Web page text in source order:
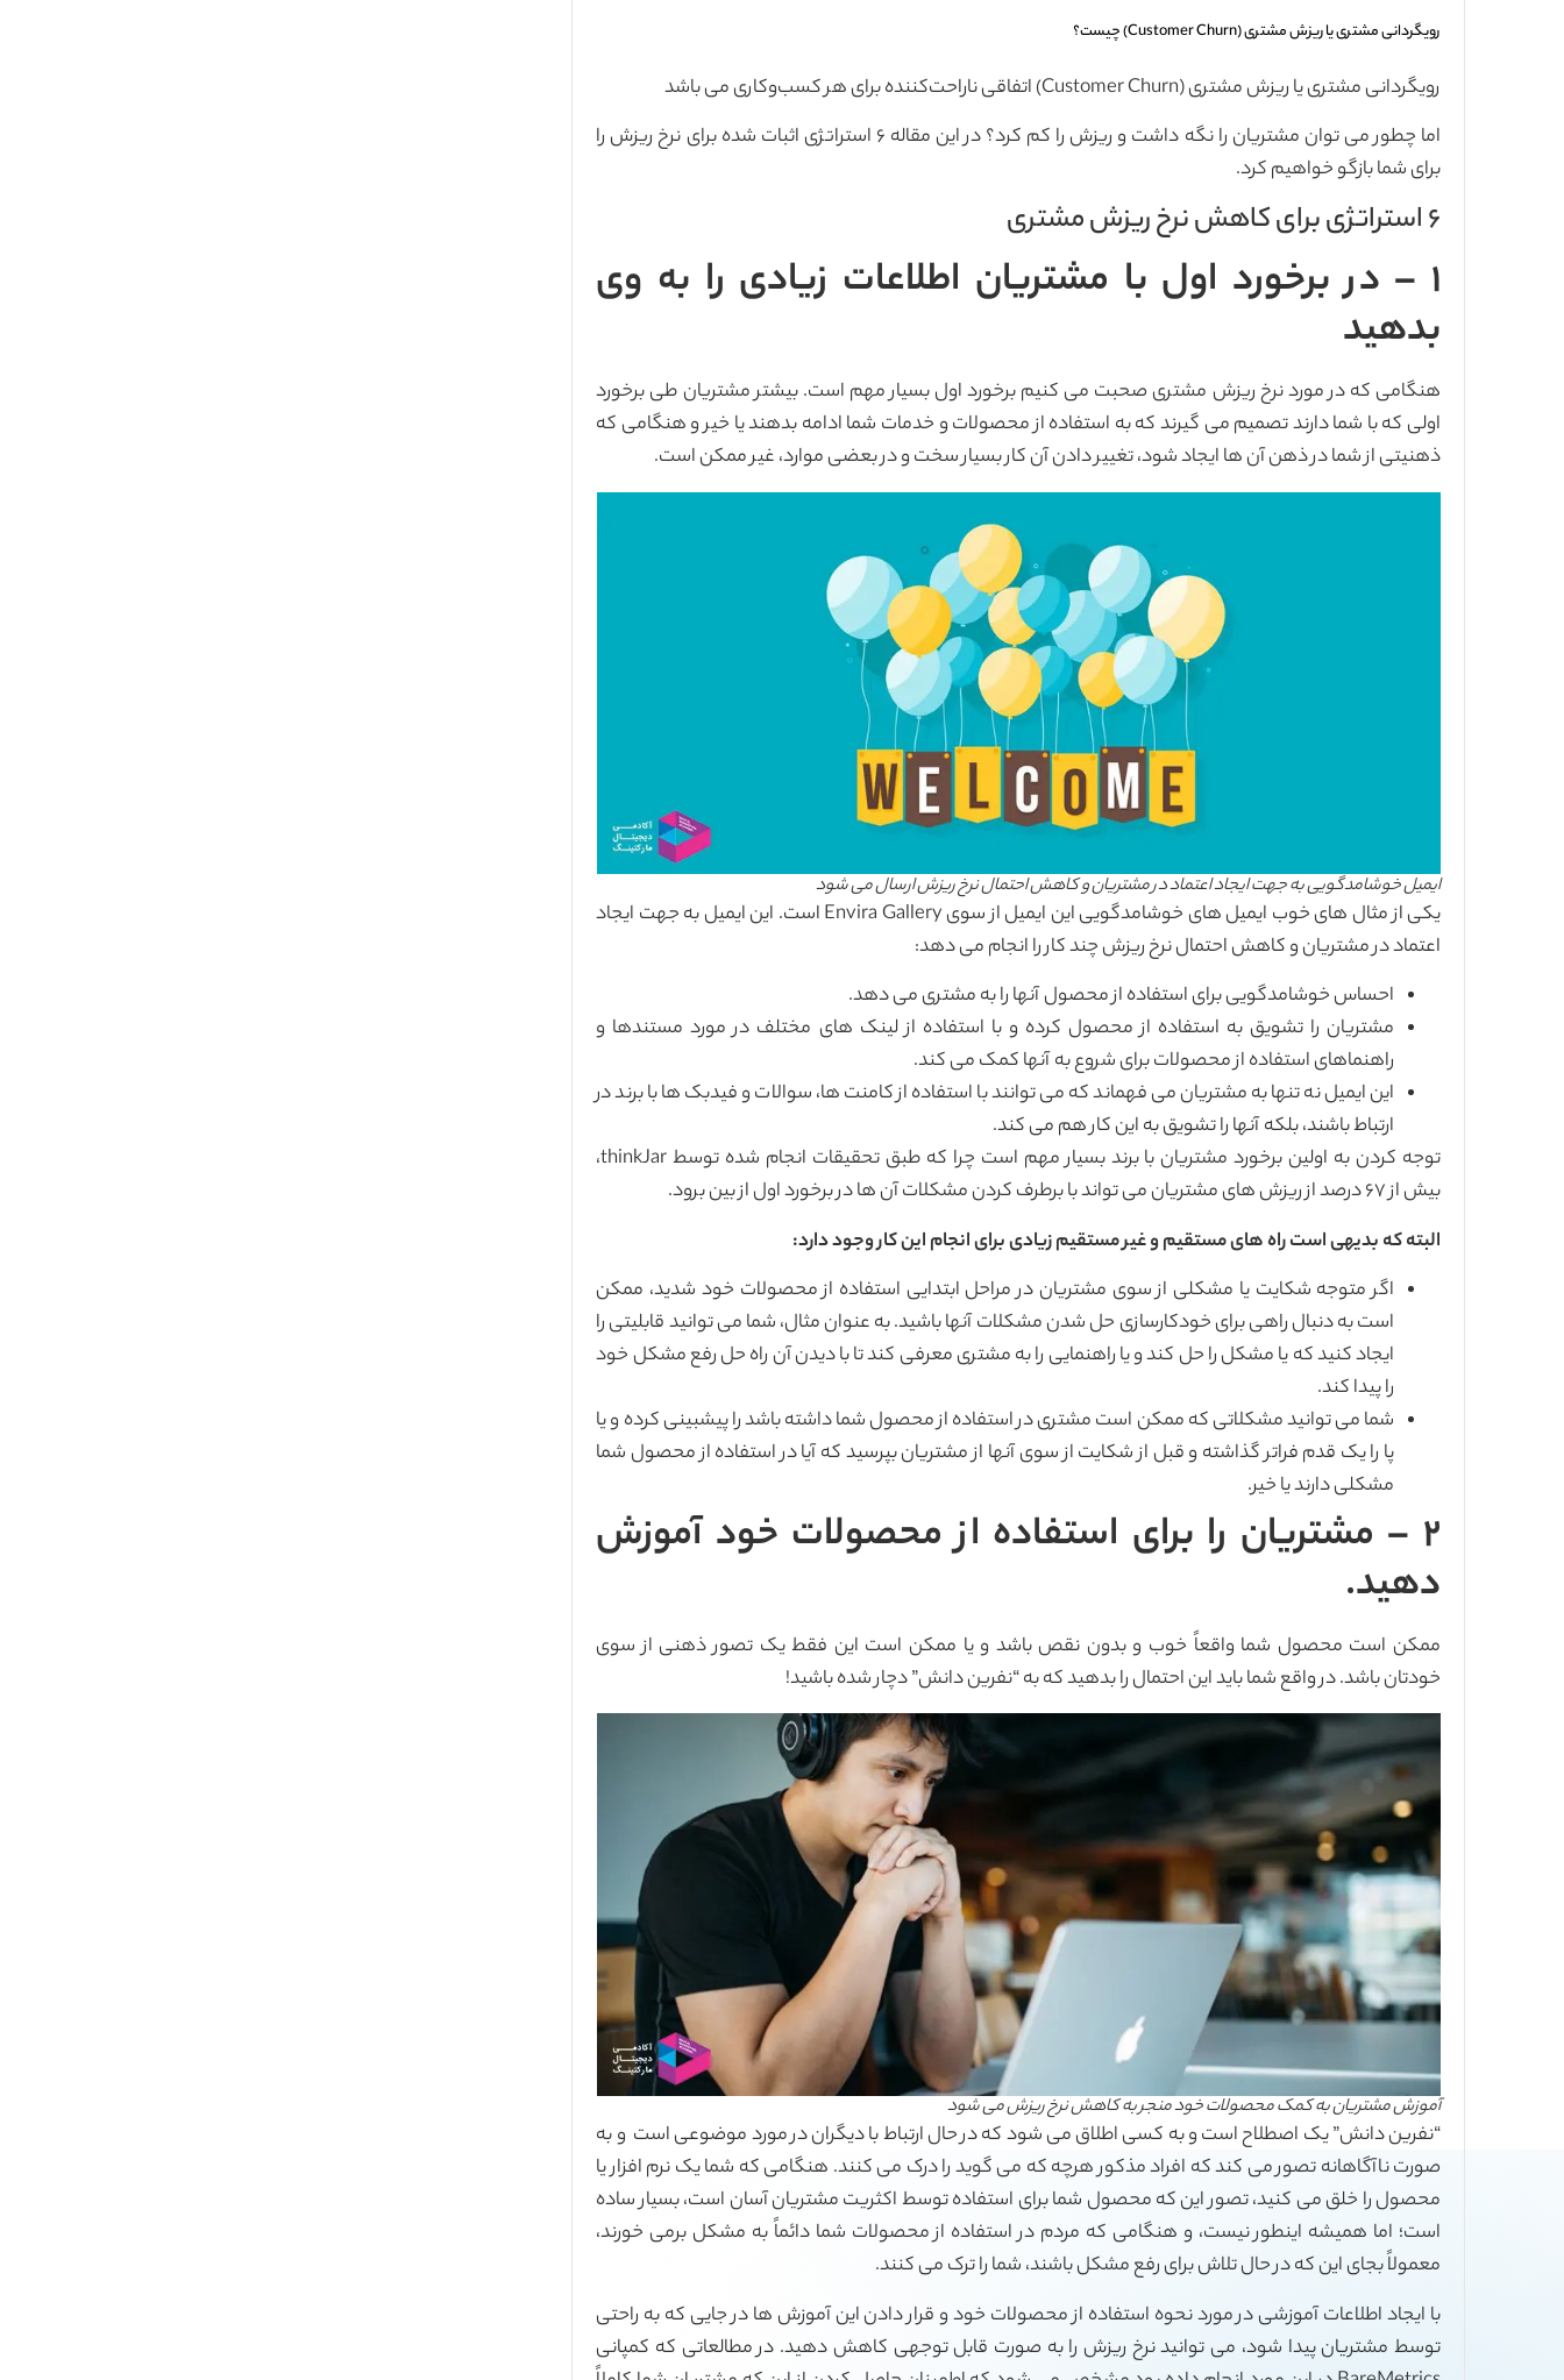
رویگردانی مشتری یا ریزش مشتری (Customer Churn) چیست؟
رویگردانی مشتری یا ریزش مشتری (Customer Churn) اتفاقی ناراحت‌کننده برای هر کسب‌و‌کاری می باشد
اما چطور می توان مشتریان را نگه داشت و ریزش را کم کرد؟ در این مقاله ۶ استراتژی اثبات شده برای نرخ ریزش را
برای شما بازگو خواهیم کرد.
۶ استراتژی برای کاهش نرخ ریزش مشتری
۱ – در برخورد اول با مشتریان اطلاعات زیادی را به وی
بدهید
هنگامی که در مورد نرخ ریزش مشتری صحبت می کنیم برخورد اول بسیار مهم است. بیشتر مشتریان طی برخورد
اولی که با شما دارند تصمیم می گیرند که به استفاده از محصولات و خدمات شما ادامه بدهند یا خیر و هنگامی که
ذهنیتی از شما در ذهن آن ها ایجاد شود، تغییر دادن آن کار بسیار سخت و در بعضی موارد، غیر ممکن است.
ایمیل خوشامدگویی به جهت ایجاد اعتماد در مشتریان و کاهش احتمال نرخ ریزش ارسال می شود
یکی از مثال های خوب ایمیل های خوشامدگویی این ایمیل از سوی Envira Gallery است. این ایمیل به جهت ایجاد
اعتماد در مشتریان و کاهش احتمال نرخ ریزش چند کار را انجام می دهد:
احساس خوشامدگویی برای استفاده از محصول آنها را به مشتری می دهد.
مشتریان را تشویق به استفاده از محصول کرده و با استفاده از لینک های مختلف در مورد مستندها و
راهنماهای استفاده از محصولات برای شروع به آنها کمک می کند.
این ایمیل نه تنها به مشتریان می فهماند که می توانند با استفاده از کامنت ها، سوالات و فیدبک ها با برند در
ارتباط باشند، بلکه آنها را تشویق به این کار هم می کند.
توجه کردن به اولین برخورد مشتریان با برند بسیار مهم است چرا که طبق تحقیقات انجام شده توسط thinkJar،
بیش از ۶۷ درصد از ریزش های مشتریان می تواند با برطرف کردن مشکلات آن ها در برخورد اول از بین برود.
البته که بدیهی است راه های مستقیم و غیر مستقیم زیادی برای انجام این کار وجود دارد:
اگر متوجه شکایت یا مشکلی از سوی مشتریان در مراحل ابتدایی استفاده از محصولات خود شدید، ممکن
است به دنبال راهی برای خودکارسازی حل شدن مشکلات آنها باشید. به عنوان مثال، شما می توانید قابلیتی را
ایجاد کنید که یا مشکل را حل کند و یا راهنمایی را به مشتری معرفی کند تا با دیدن آن راه حل رفع مشکل خود
را پیدا کند.
شما می توانید مشکلاتی که ممکن است مشتری در استفاده از محصول شما داشته باشد را پیشبینی کرده و یا
پا را یک قدم فراتر گذاشته و قبل از شکایت از سوی آنها از مشتریان بپرسید که آیا در استفاده از محصول شما
مشکلی دارند یا خیر.
۲ – مشتریان را برای استفاده از محصولات خود آموزش
دهید.
ممکن است محصول شما واقعاً خوب و بدون نقص باشد و یا ممکن است این فقط یک تصور ذهنی از سوی
خودتان باشد. در واقع شما باید این احتمال را بدهید که به “نفرین دانش” دچار شده باشید!
آموزش مشتریان به کمک محصولات خود منجر به کاهش نرخ ریزش می شود
“نفرین دانش” یک اصطلاح است و به کسی اطلاق می شود که در حال ارتباط با دیگران در مورد موضوعی است و به
صورت ناآگاهانه تصور می کند که افراد مذکور هرچه که می گوید را درک می کنند. هنگامی که شما یک نرم افزار یا
محصول را خلق می کنید، تصور این که محصول شما برای استفاده توسط اکثریت مشتریان آسان است، بسیار ساده
است؛ اما همیشه اینطور نیست، و هنگامی که مردم در استفاده از محصولات شما دائماً به مشکل برمی خورند،
معمولاً بجای این که در حال تلاش برای رفع مشکل باشند، شما را ترک می کنند.
با ایجاد اطلاعات آموزشی در مورد نحوه استفاده از محصولات خود و قرار دادن این آموزش ها در جایی که به راحتی
توسط مشتریان پیدا شود، می توانید نرخ ریزش را به صورت قابل توجهی کاهش دهید. در مطالعاتی که کمپانی